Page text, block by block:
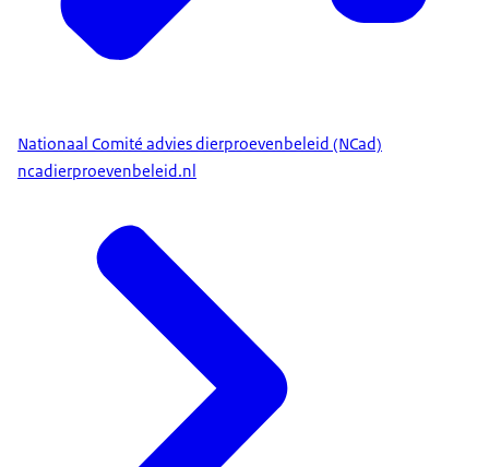
Nationaal Comité advies dierproevenbeleid (NCad)
ncadierproevenbeleid.nl